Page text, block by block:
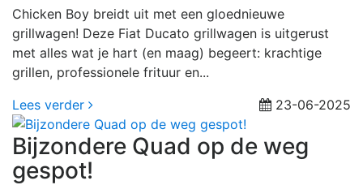
Chicken Boy breidt uit met een gloednieuwe
grillwagen! Deze Fiat Ducato grillwagen is uitgerust
met alles wat je hart (en maag) begeert: krachtige
grillen, professionele frituur en...
Lees verder
23-06-2025
Bijzondere Quad op de weg
gespot!